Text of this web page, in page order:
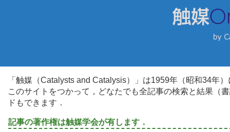
「触媒（Catalysts and Catalysis）」は1959年（昭和34年
このサイトをつかって，どなたでも全記事の検索と結果（
ドもできます．
記事の著作権は触媒学会が有します．